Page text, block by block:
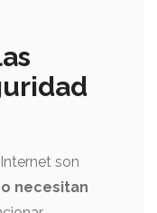
son
necesitan